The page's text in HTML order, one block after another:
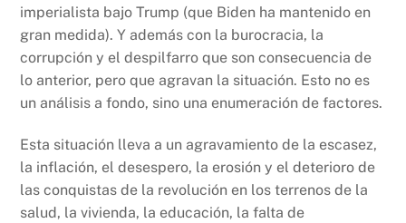
imperialista bajo Trump (que Biden ha mantenido en
gran medida). Y además con la burocracia, la
corrupción y el despilfarro que son consecuencia de
lo anterior, pero que agravan la situación. Esto no es
un análisis a fondo, sino una enumeración de factores.
Esta situación lleva a un agravamiento de la escasez,
la inflación, el desespero, la erosión y el deterioro de
las conquistas de la revolución en los terrenos de la
salud, la vivienda, la educación, la falta de